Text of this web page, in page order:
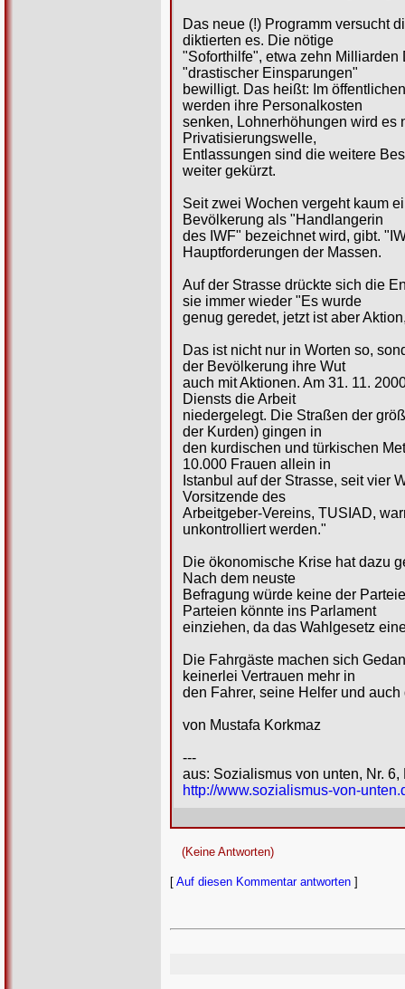
Das neue (!) Programm versucht
diktierten es. Die nötige
"Soforthilfe", etwa zehn Milliarden
"drastischer Einsparungen"
bewilligt. Das heißt: Im
werden ihre Personalkosten
senken, Lohnerhöhungen wird es
Privatisierungswelle,
Entlassungen sind die weitere
weiter gekürzt.
Seit zwei Wochen vergeht kaum
Bevölkerung als "Handlangerin
des IWF" bezeichnet wird, gibt.
Hauptforderungen der Massen.
Auf der Strasse drückte sich die
sie immer wieder "Es wurde
genug geredet, jetzt ist aber
Das ist nicht nur in Worten so,
der Bevölkerung ihre Wut
auch mit Aktionen. Am 31. 11.
Diensts die Arbeit
niedergelegt. Die Straßen der
der Kurden) gingen in
den kurdischen und türkischen
10.000 Frauen allein in
Istanbul auf der Strasse, seit vier
Vorsitzende des
Arbeitgeber-Vereins, TUSIAD,
unkontrolliert werden."
Die ökonomische Krise hat dazu
Nach dem neuste
Befragung würde keine der
Parteien könnte ins Parlament
einziehen, da das Wahlgesetz
Die Fahrgäste machen sich
keinerlei Vertrauen mehr in
den Fahrer, seine Helfer und auch
von Mustafa Korkmaz
---
aus: Sozialismus von unten, Nr. 6,
http://www.sozialismus-von-
(Keine Antworten)
[ Auf diesen Kommentar antworten ]